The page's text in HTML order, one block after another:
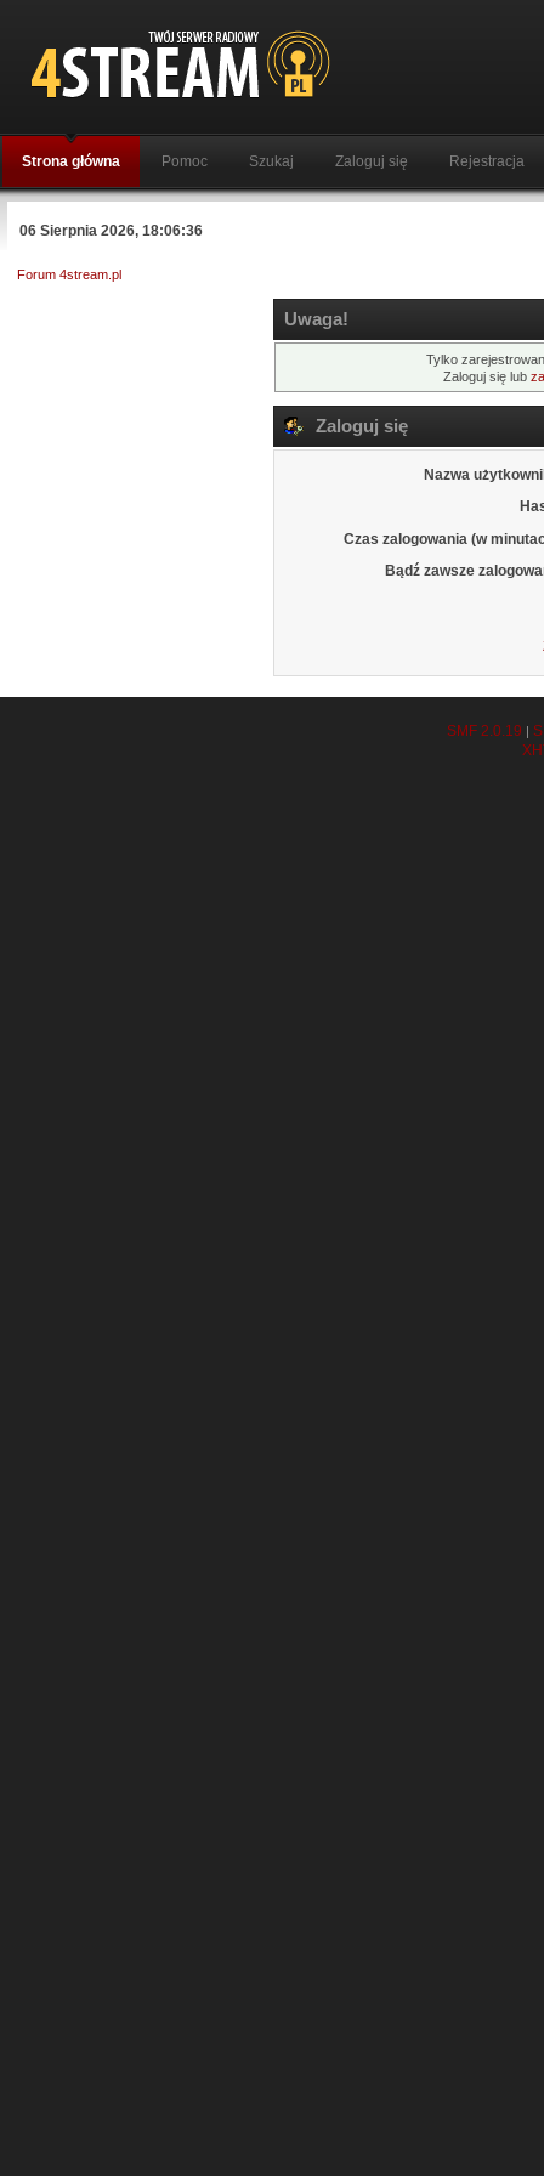
Strona główna Pomoc Szukaj Zaloguj się Rejestracja
06 Sierpnia 2026, 18:06:36
Forum 4stream.pl
Uwaga!
Tylko
Zaloguj się lub
Zaloguj się
Nazwa
Czas zalogowania (w
Bądź zawsze
SMF 2.0.19 |